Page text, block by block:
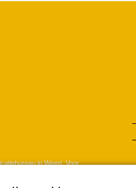
in Weert. Voor